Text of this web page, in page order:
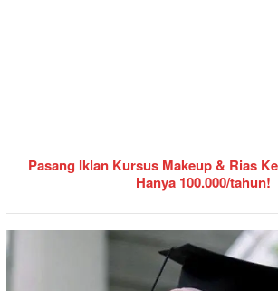
Pasang Iklan Kursus Makeup & Rias
Hanya 100.000/tahun!